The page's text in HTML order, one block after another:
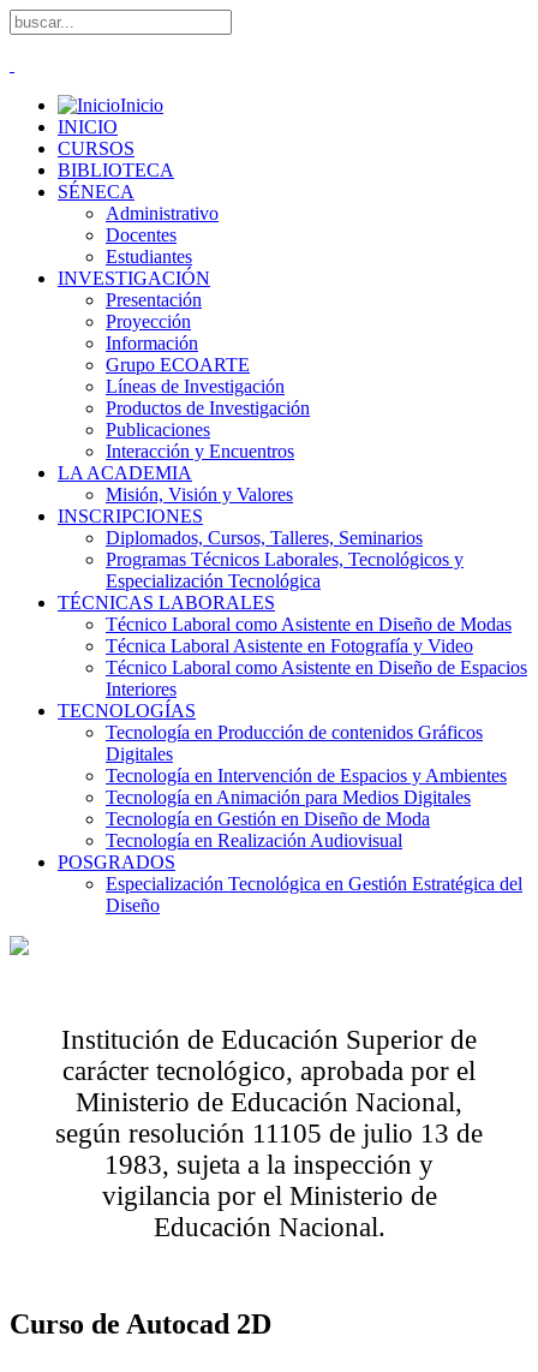
Inicio
INICIO
CURSOS
BIBLIOTECA
SÉNECA
Administrativo
Docentes
Estudiantes
INVESTIGACIÓN
Presentación
Proyección
Información
Grupo ECOARTE
Líneas de Investigación
Productos de Investigación
Publicaciones
Interacción y Encuentros
LA ACADEMIA
Misión, Visión y Valores
INSCRIPCIONES
Diplomados, Cursos, Talleres, Seminarios
Programas Técnicos Laborales, Tecnológicos y
Especialización Tecnológica
TÉCNICAS LABORALES
Técnico Laboral como Asistente en Diseño de Modas
Técnica Laboral Asistente en Fotografía y Video
Técnico Laboral como Asistente en Diseño de Espacios
Interiores
TECNOLOGÍAS
Tecnología en Producción de contenidos Gráficos
Digitales
Tecnología en Intervención de Espacios y Ambientes
Tecnología en Animación para Medios Digitales
Tecnología en Gestión en Diseño de Moda
Tecnología en Realización Audiovisual
POSGRADOS
Especialización Tecnológica en Gestión Estratégica del
Diseño
Institución de Educación Superior de
carácter tecnológico, aprobada por el
Ministerio de Educación Nacional,
según resolución 11105 de julio 13 de
1983, sujeta a la inspección y
vigilancia por el Ministerio de
Educación Nacional.
Curso de Autocad 2D